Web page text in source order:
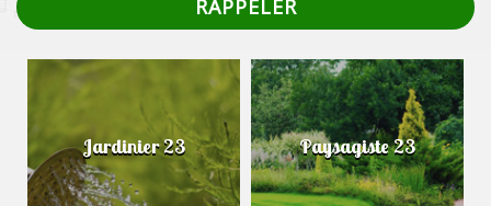
Jardinier 23 Paysagiste 23